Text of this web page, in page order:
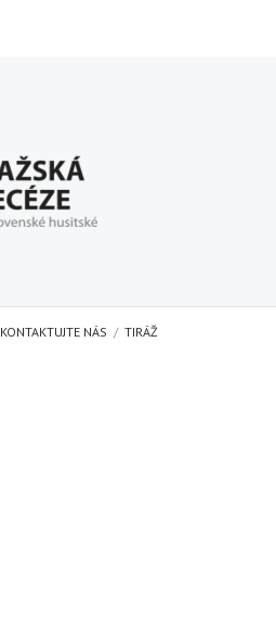
KONTAKTUJTE NÁS TIRÁŽ